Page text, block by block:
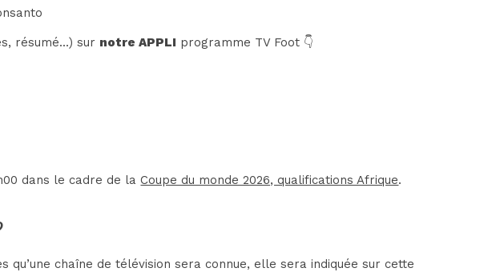
résumé...) sur notre APPLI programme TV Foot 👇
dans le cadre de laCoupe du monde 2026, qualifications Afrique.
chaîne de télévision sera connue, elle sera indiquée sur cette